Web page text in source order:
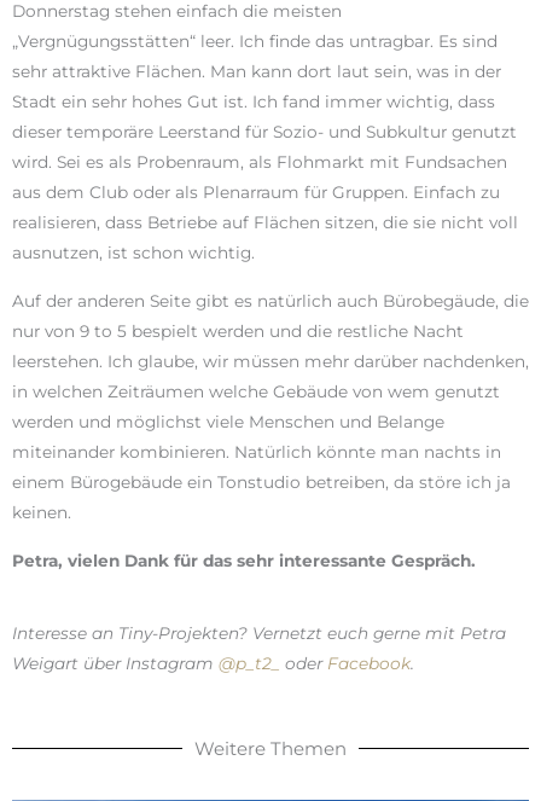
Donnerstag stehen einfach die meisten
„Vergnügungsstätten“ leer. Ich finde das untragbar. Es sind
sehr attraktive Flächen. Man kann dort laut sein, was in der
Stadt ein sehr hohes Gut ist. Ich fand immer wichtig, dass
dieser temporäre Leerstand für Sozio- und Subkultur genutzt
wird. Sei es als Probenraum, als Flohmarkt mit Fundsachen
aus dem Club oder als Plenarraum für Gruppen. Einfach zu
realisieren, dass Betriebe auf Flächen sitzen, die sie nicht voll
ausnutzen, ist schon wichtig.
Auf der anderen Seite gibt es natürlich auch Bürobegäude, die
nur von 9 to 5 bespielt werden und die restliche Nacht
leerstehen. Ich glaube, wir müssen mehr darüber nachdenken,
in welchen Zeiträumen welche Gebäude von wem genutzt
werden und möglichst viele Menschen und Belange
miteinander kombinieren. Natürlich könnte man nachts in
einem Bürogebäude ein Tonstudio betreiben, da störe ich ja
keinen.
Petra, vielen Dank für das sehr interessante Gespräch.
Interesse an Tiny-Projekten? Vernetzt euch gerne mit Petra
Weigart über Instagram @p_t2_ oder Facebook.
Weitere Themen